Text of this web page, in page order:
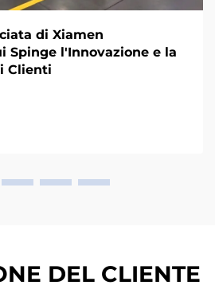
di Xiamen
Spinge l'Innovazione e la
Clienti
DEL CLIENTE